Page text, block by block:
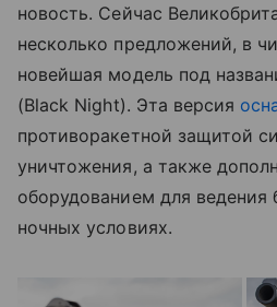
новость. Сейчас
несколько предложений, в
новейшая модель под
(Black Night). Эта версия
противоракетной защитой
уничтожения, а также
оборудованием для ведения
ночных условиях.